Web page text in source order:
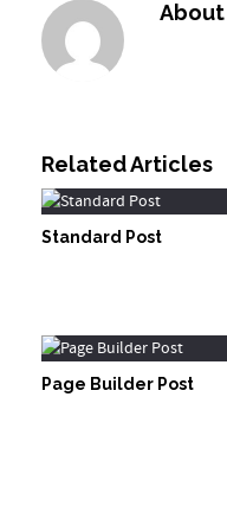
About
Related Articles
Standard Post
Page Builder Post